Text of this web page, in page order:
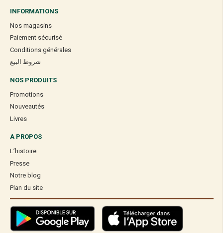
INFORMATIONS
Nos magasins
Paiement sécurisé
Conditions générales
شروط البيع
NOS PRODUITS
Promotions
Nouveautés
Livres
A PROPOS
L’histoire
Presse
Notre blog
Plan du site